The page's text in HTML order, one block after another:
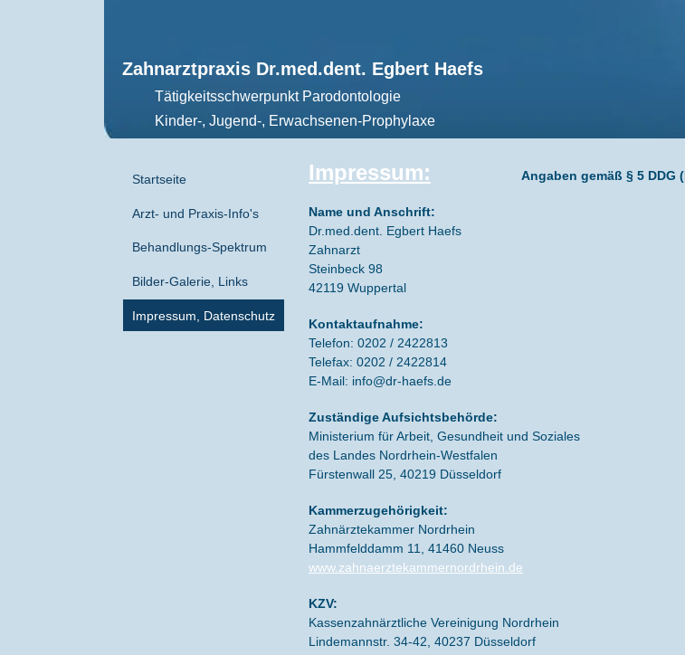
Zahnarztpraxis Dr.med.dent. Egbert Haefs
Tätigkeitsschwerpunkt Parodontologie
Kinder-, Jugend-, Erwachsenen-Prophylaxe
Startseite
Arzt- und Praxis-Info's
Behandlungs-Spektrum
Bilder-Galerie, Links
Impressum, Datenschutz
Impressum: Angaben gemäß § 5 DDG
Name und Anschrift:
Dr.med.dent. Egbert Haefs
Zahnarzt
Steinbeck 98
42119 Wuppertal
Kontaktaufnahme:
Telefon: 0202 / 2422813
Telefax: 0202 / 2422814
E-Mail: info@dr-haefs.de
Zuständige Aufsichtsbehörde:
Ministerium für Arbeit, Gesundheit und Soziales
des Landes Nordrhein-Westfalen
Fürstenwall 25, 40219 Düsseldorf
Kammerzugehörigkeit:
Zahnärztekammer Nordrhein
Hammfelddamm 11, 41460 Neuss
www.zahnaerztekammernordrhein.de
KZV:
Kassenzahnärztliche Vereinigung Nordrhein
Lindemannstr. 34-42, 40237 Düsseldorf